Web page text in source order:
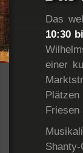
Das
10:30
einer
Friesen